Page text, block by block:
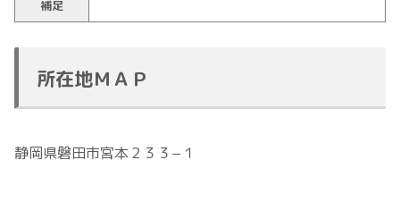
補足
所在地ＭＡＰ
静岡県磐田市宮本２３３−１